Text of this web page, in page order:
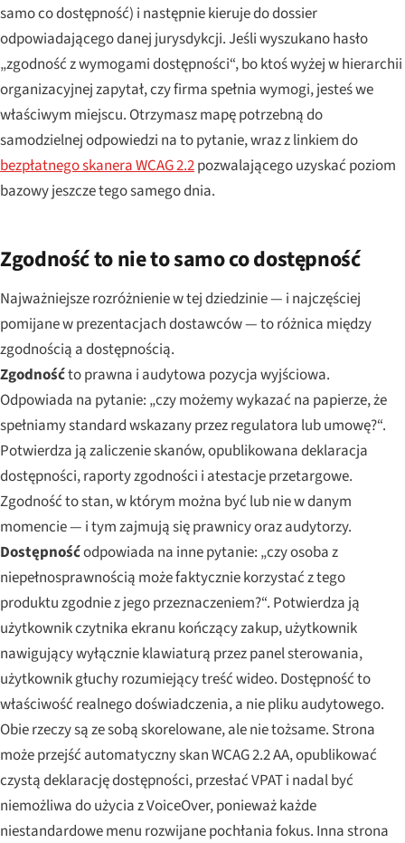
samo co dostępność) i następnie kieruje do dossier
odpowiadającego danej jurysdykcji. Jeśli wyszukano hasło
„zgodność z wymogami dostępności“, bo ktoś wyżej w hierarchii
organizacyjnej zapytał, czy firma spełnia wymogi, jesteś we
właściwym miejscu. Otrzymasz mapę potrzebną do
samodzielnej odpowiedzi na to pytanie, wraz z linkiem do
bezpłatnego skanera WCAG 2.2pozwalającego uzyskać poziom
bazowy jeszcze tego samego dnia.
Zgodność to nie to samo co dostępność
Najważniejsze rozróżnienie w tej dziedzinie — i najczęściej
pomijane w prezentacjach dostawców — to różnica między
zgodnością a dostępnością.
Zgodnośćto prawna i audytowa pozycja wyjściowa.
Odpowiada na pytanie: „czy możemy wykazać na papierze, że
spełniamy standard wskazany przez regulatora lub umowę?“.
Potwierdza ją zaliczenie skanów, opublikowana deklaracja
dostępności, raporty zgodności i atestacje przetargowe.
Zgodność to stan, w którym można być lub nie w danym
momencie — i tym zajmują się prawnicy oraz audytorzy.
Dostępnośćodpowiada na inne pytanie: „czy osoba z
niepełnosprawnością może faktycznie korzystać z tego
produktu zgodnie z jego przeznaczeniem?“. Potwierdza ją
użytkownik czytnika ekranu kończący zakup, użytkownik
nawigujący wyłącznie klawiaturą przez panel sterowania,
użytkownik głuchy rozumiejący treść wideo. Dostępność to
właściwość realnego doświadczenia, a nie pliku audytowego.
Obie rzeczy są ze sobą skorelowane, ale nie tożsame. Strona
może przejść automatyczny skan WCAG 2.2 AA, opublikować
czystą deklarację dostępności, przesłać VPAT i nadal być
niemożliwa do użycia z VoiceOver, ponieważ każde
niestandardowe menu rozwijane pochłania fokus. Inna strona